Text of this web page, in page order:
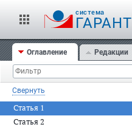
cистема
ГАРАНТ
Оглавление Редакции
Свернуть
Статья 1
Статья 2